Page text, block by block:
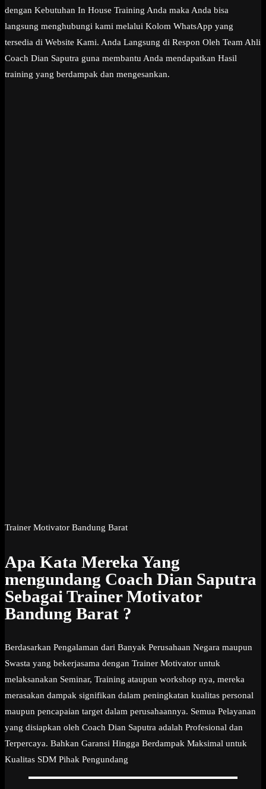
dengan Kebutuhan In House Training Anda maka Anda bisa
langsung menghubungi kami melalui Kolom WhatsApp yang
tersedia di Website Kami. Anda Langsung di Respon Oleh Team Ahli
Coach Dian Saputra guna membantu Anda mendapatkan Hasil
training yang berdampak dan mengesankan.
Trainer Motivator Bandung Barat
Apa Kata Mereka Yang
mengundang Coach Dian Saputra
Sebagai Trainer Motivator
Bandung Barat ?
Berdasarkan Pengalaman dari Banyak Perusahaan Negara maupun
Swasta yang bekerjasama dengan Trainer Motivator untuk
melaksanakan Seminar, Training ataupun workshop nya, mereka
merasakan dampak signifikan dalam peningkatan kualitas personal
maupun pencapaian target dalam perusahaannya. Semua Pelayanan
yang disiapkan oleh Coach Dian Saputra adalah Profesional dan
Terpercaya. Bahkan Garansi Hingga Berdampak Maksimal untuk
Kualitas SDM Pihak Pengundang